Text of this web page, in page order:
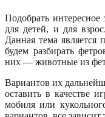
Подобрать интересное
для детей, и для
Данная тема является
будем разбирать
них — животные из
Вариантов их
оставить в качестве
мобиля или